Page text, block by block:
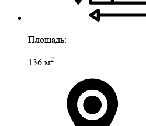
Площадь:
136 м2